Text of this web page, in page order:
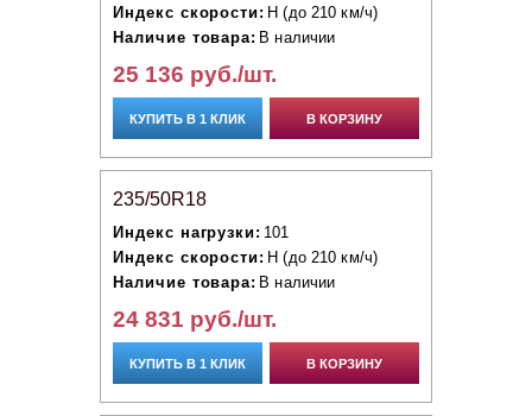
Индекс скорости: H (до 210 км/ч)
Наличие товара: В наличии
25 136 руб./шт.
КУПИТЬ В 1 КЛИК В КОРЗИНУ
235/50R18
Индекс нагрузки: 101
Индекс скорости: H (до 210 км/ч)
Наличие товара: В наличии
24 831 руб./шт.
КУПИТЬ В 1 КЛИК В КОРЗИНУ